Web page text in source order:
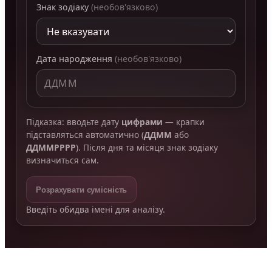
Знак зодіаку(необов'язково)
Дата народження(необов'язково)
Підказка: вводьте дату цифрами — крапки
підставляться автоматично (ДДММ або
ДДММРРРР). Після дня та місяця знак зодіаку
визначиться сам.
Розрахувати сумісність
Введіть обидва імені для аналізу.